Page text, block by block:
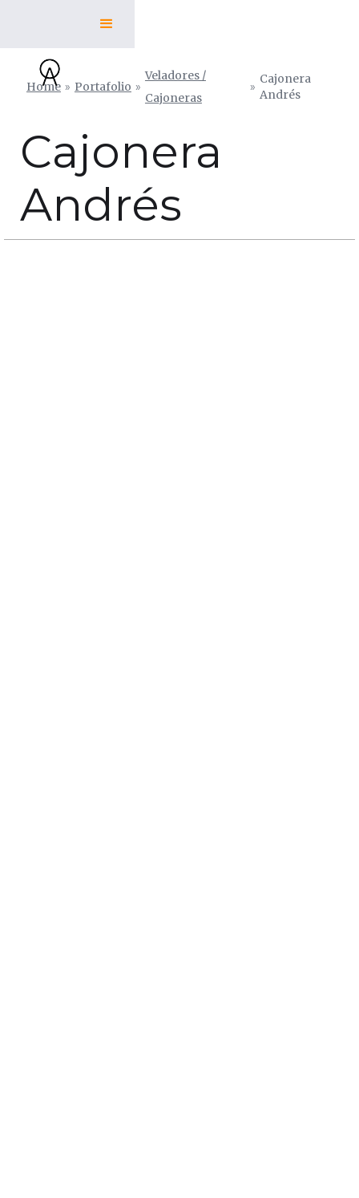
Home » Portafolio »
Veladores /
Cajoneras
»
Cajonera
Andrés
Cajonera
Andrés